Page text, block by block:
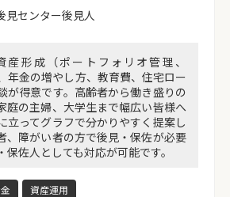
見センター後見人
産形成（ポートフォリオ管理、
年金の増やし方、教育費、住宅ロー
が得意です。高齢者から働き盛りの
庭の主婦、大学生まで幅広い皆様へ
立ってグラフで分かりやすく提案し
、障がい者の方で後見・保佐が必要
保佐人としても対応が可能です。
資産運用